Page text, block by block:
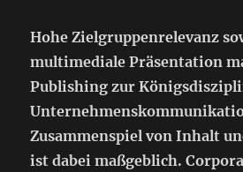
Hohe Zielgruppenrelevanz
multimediale Präsentation
Publishing zur
Zusammenspiel von Inhalt
ist dabei maßgeblich.